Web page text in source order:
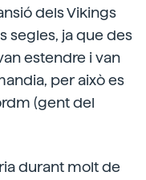
dels Vikings
segles, ja que des
estendre i van
per això es
(gent del
durant molt de